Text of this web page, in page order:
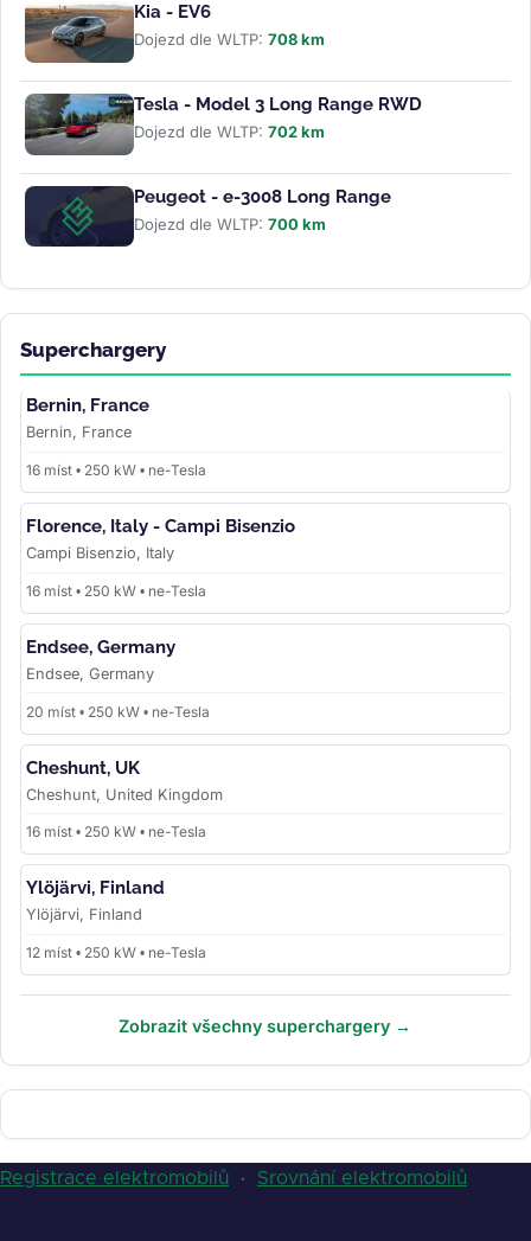
Kia - EV6
Dojezd dle WLTP: 708 km
Tesla - Model 3 Long Range RWD
Dojezd dle WLTP: 702 km
Peugeot - e-3008 Long Range
Dojezd dle WLTP: 700 km
Superchargery
Bernin, France
Bernin, France
16 míst • 250 kW • ne-Tesla
Florence, Italy - Campi Bisenzio
Campi Bisenzio, Italy
16 míst • 250 kW • ne-Tesla
Endsee, Germany
Endsee, Germany
20 míst • 250 kW • ne-Tesla
Cheshunt, UK
Cheshunt, United Kingdom
16 míst • 250 kW • ne-Tesla
Ylöjärvi, Finland
Ylöjärvi, Finland
12 míst • 250 kW • ne-Tesla
Zobrazit všechny superchargery →
Registrace elektromobilů · Srovnání elektromobilů